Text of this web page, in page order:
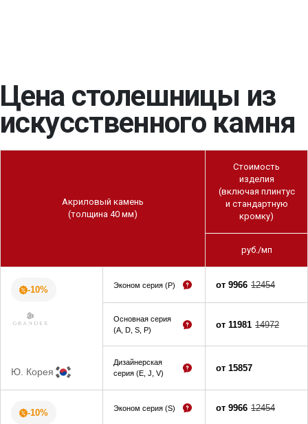
Цена столешницы из
искусственного камня
Акриловый камень
(толщина 40 мм)
Стоимость
изделия
(включая плинтус
и стандартную
кромку)
руб./мп
-10%
Ю. Корея
Эконом серия (P)
Основная серия
(A, D, S, P)
Дизайнерская
серия (E, J, V)
от 9966 12454
от 11981 14972
от 15857
-10% Эконом серия (S) от 9966 12454